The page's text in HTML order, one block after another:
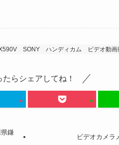
SONY ハンディカム ビデオ動画
たらシェアしてね！
鎌
ビデオカメラ